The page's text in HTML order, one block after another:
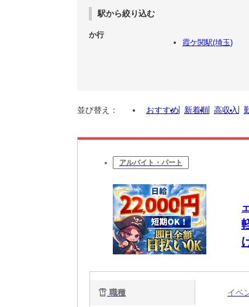
駅から絞り込む
か行
霞ケ関駅(埼玉)
並び替え： おすすめ 新着順 高収入
アルバイト・パート
職種 イベ